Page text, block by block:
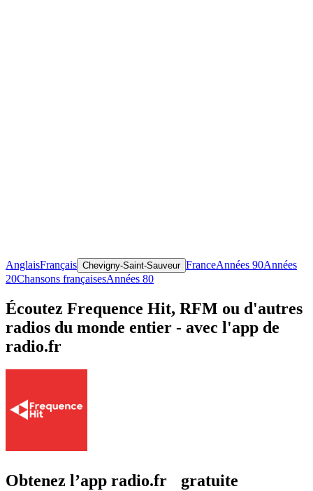
AnglaisFrançais Chevigny-Saint-Sauveur FranceAnnées 90Années
20Chansons françaisesAnnées 80
Écoutez Frequence Hit, RFM ou d'autres
radios du monde entier - avec l'app de
radio.fr
Obtenez l’app radio.fr gratuite